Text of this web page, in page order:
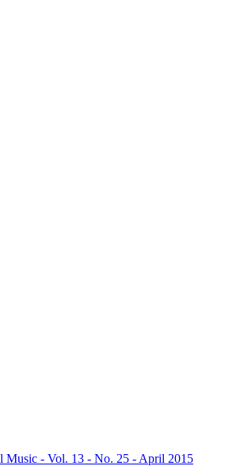
Music - Vol. 13 - No. 25 - April 2015